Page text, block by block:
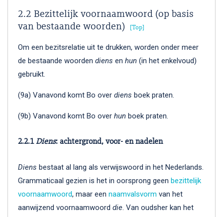
2.2 Bezittelijk voornaamwoord (op basis
van bestaande woorden)
Top
Om een bezitsrelatie uit te drukken, worden onder meer
de bestaande woorden diens en hun (in het enkelvoud)
gebruikt.
(9a) Vanavond komt Bo over diens boek praten.
(9b) Vanavond komt Bo over hun boek praten.
2.2.1Diens: achtergrond, voor- en nadelen
Diens bestaat al lang als verwijswoord in het Nederlands.
Grammaticaal gezien is het in oorsprong geen bezittelijk
voornaamwoord, maar een naamvalsvorm van het
aanwijzend voornaamwoord die. Van oudsher kan het